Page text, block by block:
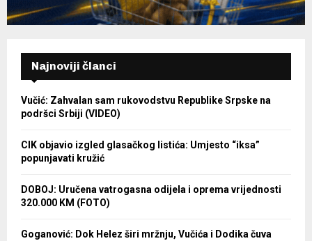
Najnoviji članci
Vučić: Zahvalan sam rukovodstvu Republike Srpske na
podršci Srbiji (VIDEO)
CIK objavio izgled glasačkog listića: Umjesto “iksa”
popunjavati kružić
DOBOJ: Uručena vatrogasna odijela i oprema vrijednosti
320.000 KM (FOTO)
Goganović: Dok Helez širi mržnju, Vučića i Dodika čuva